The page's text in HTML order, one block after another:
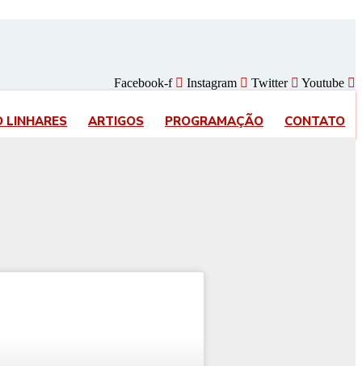
Facebook-f Instagram Twitter Youtube
LINHARES ARTIGOS PROGRAMAÇÃO CONTATO